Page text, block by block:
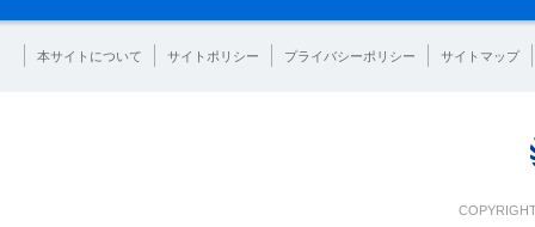
本サイトについて サイトポリシー プライバシーポリシー サイトマップ